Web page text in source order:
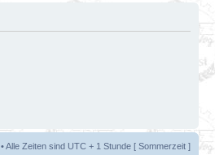
• Alle Zeiten sind UTC + 1 Stunde [ Sommerzeit ]